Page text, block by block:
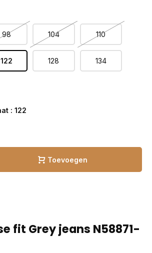
98 104 110
122 128 134
: 122
Toevoegen
fit Grey jeans N58871-